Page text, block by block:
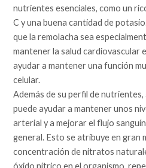
nutrientes esenciales, como un
C y una buena cantidad de
que la remolacha sea
mantener la salud cardiovascular
ayudar a mantener una función
celular.
Además de su perfil de nutrientes,
puede ayudar a mantener unos
arterial y a mejorar el flujo
general. Esto se atribuye en gran
concentración de nitratos